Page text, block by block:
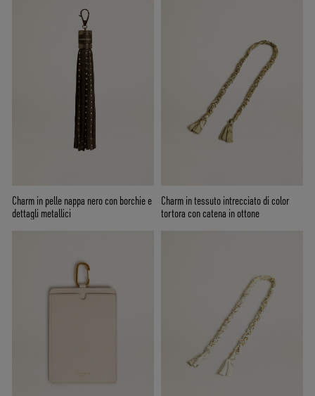
Charm in pelle nappa nero con borchie e
dettagli metallici
Charm in tessuto intrecciato di color
tortora con catena in ottone